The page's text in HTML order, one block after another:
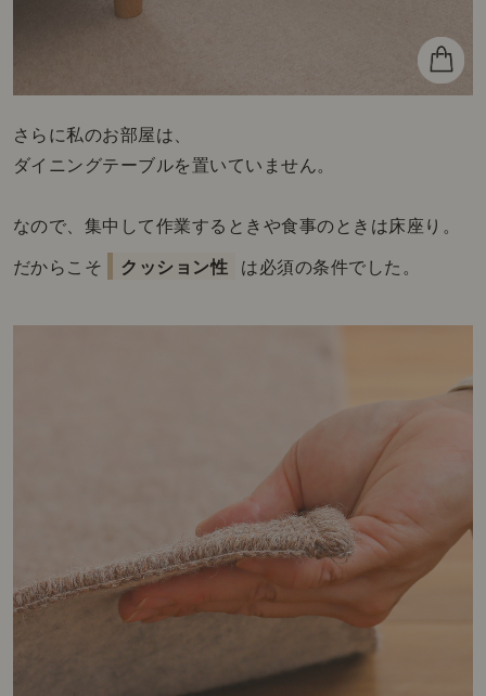
さらに私のお部屋は、
ダイニングテーブルを置いていません。
なので、集中して作業するときや食事のときは床座り。
だからこそ クッション性 は必須の条件でした。